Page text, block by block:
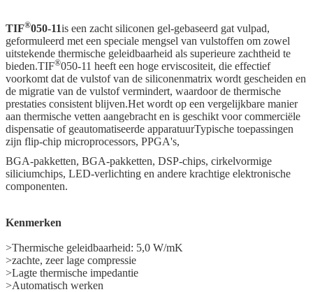
TIF®050-11is een zacht siliconen gel-gebaseerd gat vulpad,
geformuleerd met een speciale mengsel van vulstoffen om zowel
uitstekende thermische geleidbaarheid als superieure zachtheid te
bieden.TIF®050-11 heeft een hoge erviscositeit, die effectief
voorkomt dat de vulstof van de siliconenmatrix wordt gescheiden en
de migratie van de vulstof vermindert, waardoor de thermische
prestaties consistent blijven.Het wordt op een vergelijkbare manier
aan thermische vetten aangebracht en is geschikt voor commerciële
dispensatie of geautomatiseerde apparatuurTypische toepassingen
zijn flip-chip microprocessors, PPGA's,
BGA-pakketten, BGA-pakketten, DSP-chips, cirkelvormige
siliciumchips, LED-verlichting en andere krachtige elektronische
componenten.
Kenmerken
>Thermische geleidbaarheid: 5,0 W/mK
>zachte, zeer lage compressie
>Lagte thermische impedantie
>Automatisch werken